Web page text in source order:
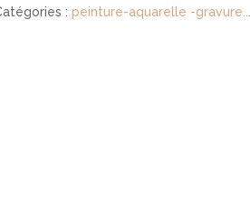
:peinture-aquarelle -